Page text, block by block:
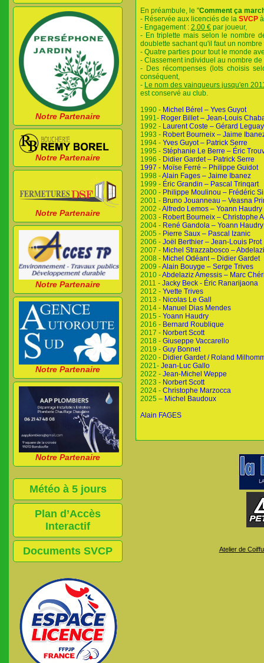
Notre Partenaire
Notre Partenaire
Notre Partenaire
Notre Partenaire
Notre Partenaire
Notre Partenaire
Météo à 5 jours
Plan d’Accès
Interactif
Documents SVCP
En préambule, le "Comment ça
- Réservée aux licenciés de laSVCP
- Engagement :2,00 € par joueur,
- En triplette mais selon le nombre
doublette sachant qu'il faut un
- Quatre parties pour tout le monde
- Classement individuel au nombre
- Des récompenses (lots choisis
conséquent,
- Le nom des vainqueurs jusqu'en
est conservé au club.
1990 - Michel Bérel – Yves Guyot
1991- Roger Billet – Jean-Louis
1992 - Laurent Coste – Gérard Leguay
1993 - Robert Bourneix – Jaime
1994 - Yves Guyot – Patrick Serre
1995 -Stéphanie Le Berre – Éric
1996 - Didier Gardet – Patrick Serre
1997 - Moïse Ferré – Philippe Guidot
1998 -Alain Fages – Jaime Ibanez
1999 - Éric Grandin – Pascal Trinqart
2000 - Philippe Moulinou – Frédéric
2001 - Bruno Jouanneau – Veasna
2002 -Alfredo Lemos – Yoann Haudry
2003 - Robert Bourneix – Christophe
2004 - René Gandola – Yoann Haudry
2005 - Pierre Saux – Pascal Izanic
2006 - Joël Berthier – Jean-Louis Prot
2007 - Michel Strazzabosco –
2008 - Michel Odéant – Didier Gardet
2009 -Alain Bouyge – Serge Trives
2010 -Abdelaziz Amessis – Marc
2011 - Jacky Beck - Éric Ranarijaona
2012 - Yvette Trives
2013 - Nicolas Le Gall
2014 - Manuel Dias Mendes
2015 - Yoann Haudry
2016 - Bernard Roublique
2017 - Norbert Scott
2018 - Giuseppe Vaccarello
2019 - Guy Bonnet
2020 - Didier Gardet / Roland
2021- Jean-Luc Gallo
2022 - Jean-Michel Weppe
2023 - Norbert Scott
2024 -Christophe Marzocca
2025 – Michel Baudoux
Alain FAGES
Atelier de